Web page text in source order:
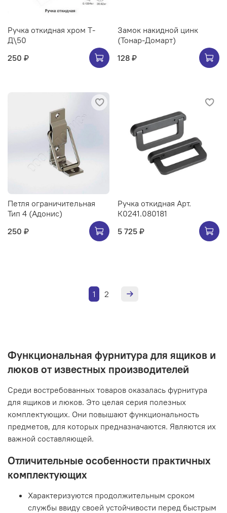
Ручка откидная хром Т-
Д\50
250 ₽
Замок накидной цинк
(Тонар-Домарт)
128 ₽
Петля ограничительная
Тип 4 (Адонис)
250 ₽
Ручка откидная Арт.
К0241.080181
5 725 ₽
1 2
Функциональная фурнитура для ящиков и
люков от известных производителей
Среди востребованных товаров оказалась фурнитура
для ящиков и люков. Это целая серия полезных
комплектующих. Они повышают функциональность
предметов, для которых предназначаются. Являются их
важной составляющей.
Отличительные особенности практичных
комплектующих
Характеризуются продолжительным сроком
службы ввиду своей устойчивости перед быстрым